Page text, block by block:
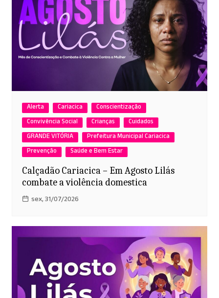
Alerta Cariacica
Conscientização
Convivência Social
Crianças
Cuidados
GRANDE VITÓRIA
Prefeitura Municipal Cariacica
Prevenção
Saúde e Bem Estar
Calçadão Cariacica – Em Agosto Lilás
combate a violência domestica
sex, 31/07/2026